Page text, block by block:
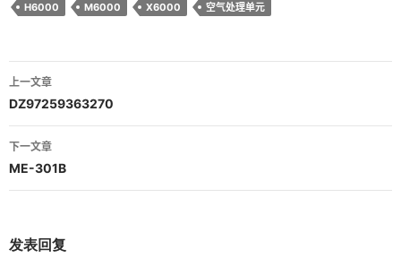
H6000 M6000 X6000 空气处理单元
文
章
导
航
上一文章
DZ97259363270
下一文章
ME-301B
发表回复